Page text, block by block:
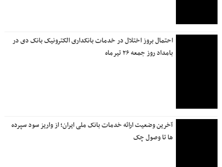
احتمال بروز اختلال در خدمات بانکداری الکترونیک بانک دی در
بامداد روز جمعه ۲۶ تیرماه
آخرین وضعیت ارائه خدمات بانک ملی ایران؛ از واریز سود سپرده
ها تا وصول چک